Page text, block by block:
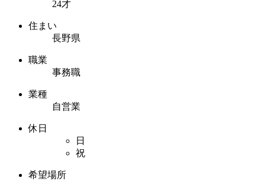
24才
住まい
長野県
職業
事務職
業種
自営業
休日
日
祝
希望場所